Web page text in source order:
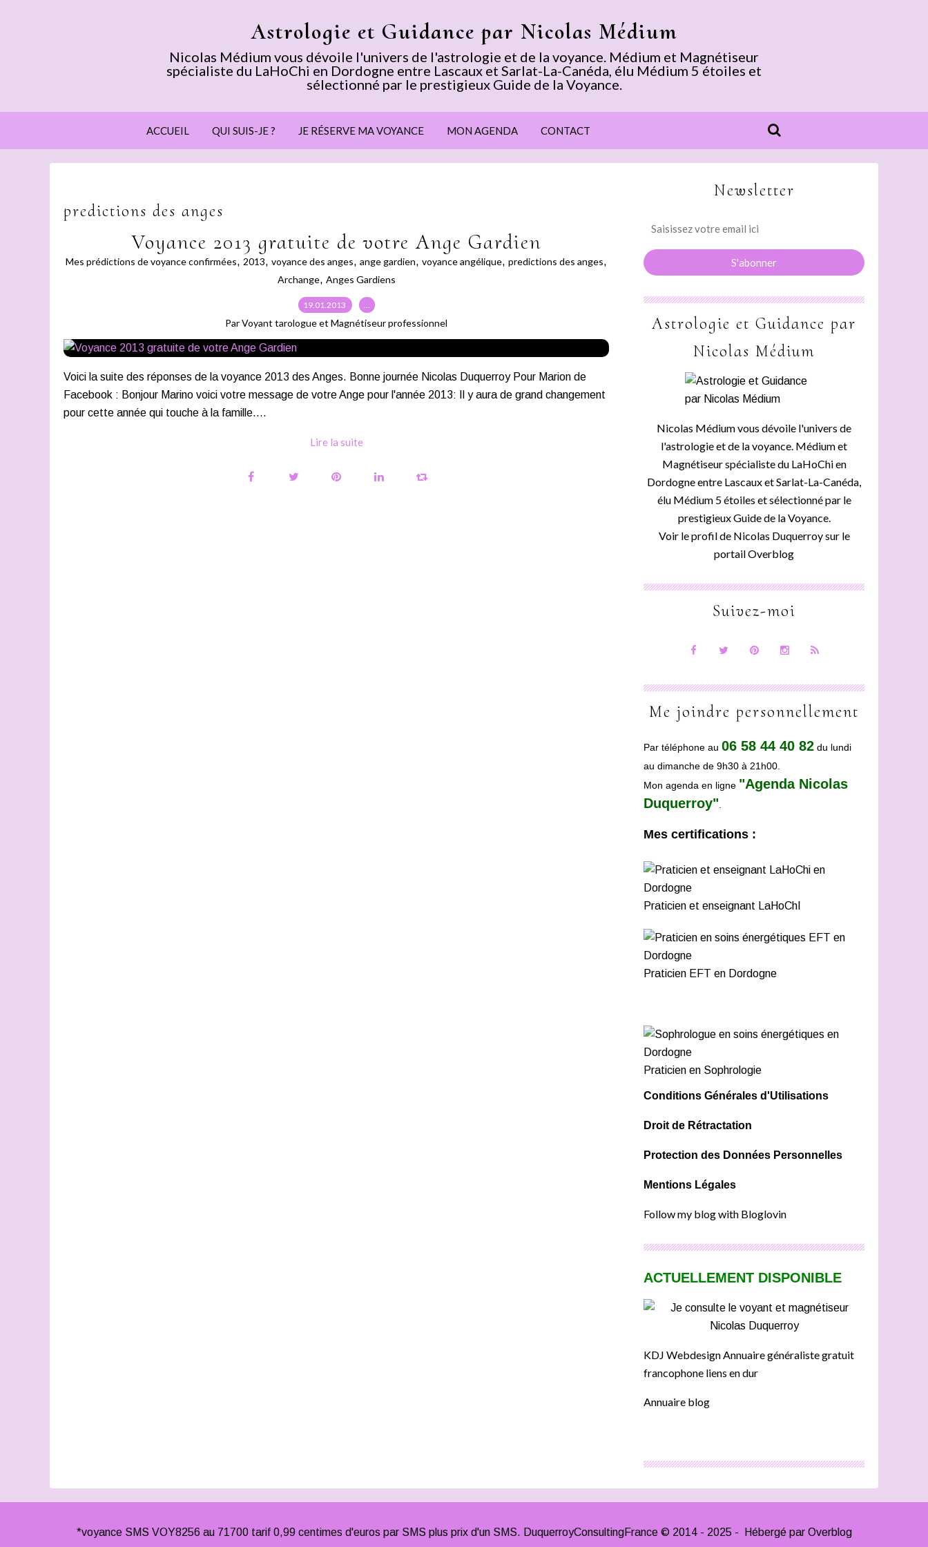
Astrologie et Guidance par Nicolas Médium
Nicolas Médium vous dévoile l'univers de l'astrologie et de la voyance. Médium et Magnétiseur
spécialiste du LaHoChi en Dordogne entre Lascaux et Sarlat-La-Canéda, élu Médium 5 étoiles et
sélectionné par le prestigieux Guide de la Voyance.
ACCUEIL QUI SUIS-JE ? JE RÉSERVE MA VOYANCE MON AGENDA CONTACT
predictions des anges
Voyance 2013 gratuite de votre Ange Gardien
Mes prédictions de voyance confirmées, 2013, voyance des anges, ange gardien, voyance angélique, predictions des anges,
Archange, Anges Gardiens
19.01.2013 …
Par Voyant tarologue et Magnétiseur professionnel
Voici la suite des réponses de la voyance 2013 des Anges. Bonne journée Nicolas Duquerroy Pour Marion de
Facebook : Bonjour Marino voici votre message de votre Ange pour l'année 2013: Il y aura de grand changement
pour cette année qui touche à la famille....
Lire la suite
Newsletter
Astrologie et Guidance par
Nicolas Médium
Nicolas Médium vous dévoile l'univers de
l'astrologie et de la voyance. Médium et
Magnétiseur spécialiste du LaHoChi en
Dordogne entre Lascaux et Sarlat-La-Canéda,
élu Médium 5 étoiles et sélectionné par le
prestigieux Guide de la Voyance.
Voir le profil de Nicolas Duquerroysur le
portail Overblog
Suivez-moi
ACTUELLEMENT DISPONIBLE
KDJ Webdesign Annuaire généraliste gratuit
francophone liens en dur
Annuaire blog
Me joindre personnellement
Par téléphone au 06 58 44 40 82 du lundi
au dimanche de 9h30 à 21h00.
Mon agenda en ligne "Agenda Nicolas
Duquerroy"
Mes certifications :
Praticien et enseignant LaHoChI
Praticien EFT en Dordogne
Praticien en Sophrologie
Conditions Générales d'Utilisations
Droit de Rétractation
Protection des Données Personnelles
Mentions Légales
Follow my blog with Bloglovin
*voyance SMS VOY8256 au 71700 tarif 0,99 centimes d'euros par SMS plus prix d'un SMS. DuquerroyConsultingFrance © 2014 - 2025 - Hébergé par Overblog